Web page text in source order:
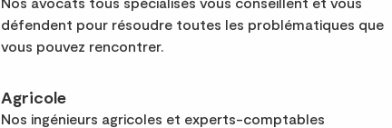
défendent pour résoudre toutes les problématiques que
vous pouvez rencontrer.
Agricole
Nos ingénieurs agricoles et experts-comptables